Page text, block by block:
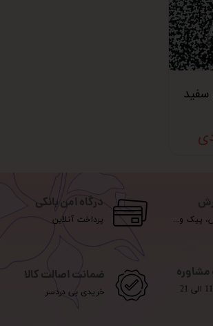
سفید
پیک و...
درگاه امن بانکی
پرداخت آنلاین
مشاوره ضمانت اصالت کالا
خریدی بی دردسر